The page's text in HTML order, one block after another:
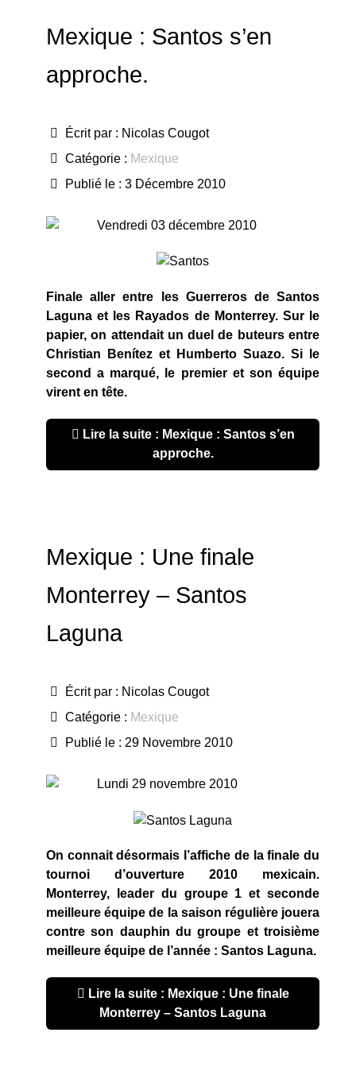
Mexique : Santos s’en
approche.
Écrit par : Nicolas Cougot
Catégorie : Mexique
Publié le : 3 Décembre 2010
Vendredi 03 décembre 2010
Finale aller entre les Guerreros de Santos
Laguna et les Rayados de Monterrey. Sur le
papier, on attendait un duel de buteurs entre
Christian Benítez et Humberto Suazo. Si le
second a marqué, le premier et son équipe
virent en tête.
Lire la suite : Mexique : Santos s’en
approche.
Mexique : Une finale
Monterrey – Santos
Laguna
Écrit par : Nicolas Cougot
Catégorie : Mexique
Publié le : 29 Novembre 2010
Lundi 29 novembre 2010
On connait désormais l’affiche de la finale du
tournoi d’ouverture 2010 mexicain.
Monterrey, leader du groupe 1 et seconde
meilleure équipe de la saison régulière jouera
contre son dauphin du groupe et troisième
meilleure équipe de l’année : Santos Laguna.
Lire la suite : Mexique : Une finale
Monterrey – Santos Laguna